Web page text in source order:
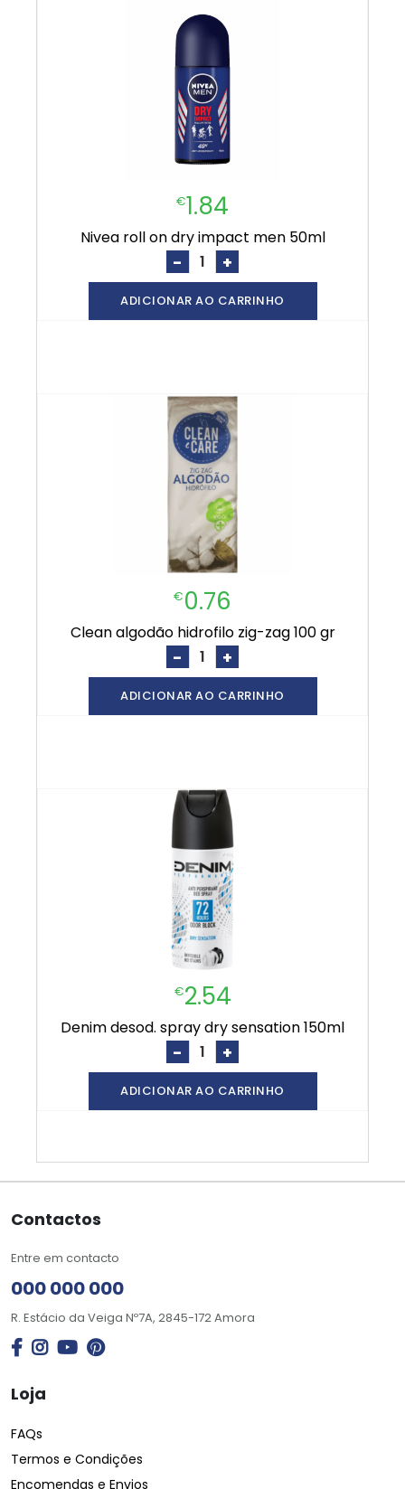
€1.84
nivea roll on dry impact men 50ml
- +
ADICIONAR AO CARRINHO
€0.76
clean algodão hidrofilo zig-zag 100 gr
- +
ADICIONAR AO CARRINHO
€2.54
denim desod. spray dry sensation 150ml
- +
ADICIONAR AO CARRINHO
Contactos
Entre em contacto
000 000 000
R. Estácio da Veiga Nº7A, 2845-172 Amora
Loja
FAQs
Termos e Condições
Encomendas e Envios